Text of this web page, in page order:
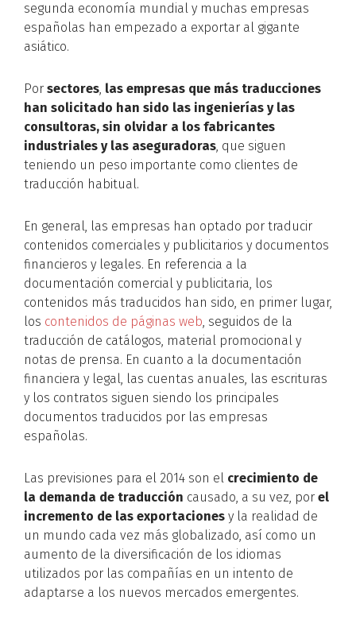
segunda economía mundial y muchas empresas
españolas han empezado a exportar al gigante
asiático.
Por sectores, las empresas que más traducciones
han solicitado han sido las ingenierías y las
consultoras, sin olvidar a los fabricantes
industriales y las aseguradoras, que siguen
teniendo un peso importante como clientes de
traducción habitual.
En general, las empresas han optado por traducir
contenidos comerciales y publicitarios y documentos
financieros y legales. En referencia a la
documentación comercial y publicitaria, los
contenidos más traducidos han sido, en primer lugar,
los contenidos de páginas web , seguidos de la
traducción de catálogos, material promocional y
notas de prensa. En cuanto a la documentación
financiera y legal, las cuentas anuales, las escrituras
y los contratos siguen siendo los principales
documentos traducidos por las empresas
españolas.
Las previsiones para el 2014 son el crecimiento de
la demanda de traducción causado, a su vez, por el
incremento de las exportaciones y la realidad de
un mundo cada vez más globalizado, así como un
aumento de la diversificación de los idiomas
utilizados por las compañías en un intento de
adaptarse a los nuevos mercados emergentes.